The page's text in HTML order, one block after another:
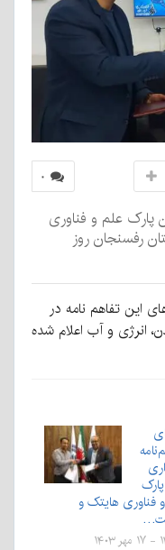
۰
پارک علم و فناوری
رفسنجان روز
این تفاهم نامه در
انرژی و آب اعلام شده
فناوری هایتک و